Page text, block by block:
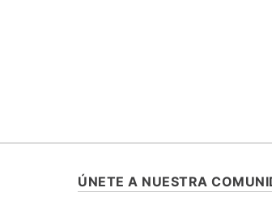
ÚNETE A NUESTRA